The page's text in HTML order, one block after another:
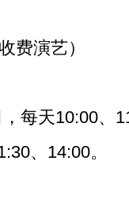
费演艺）
每天10:00、
、14:00。